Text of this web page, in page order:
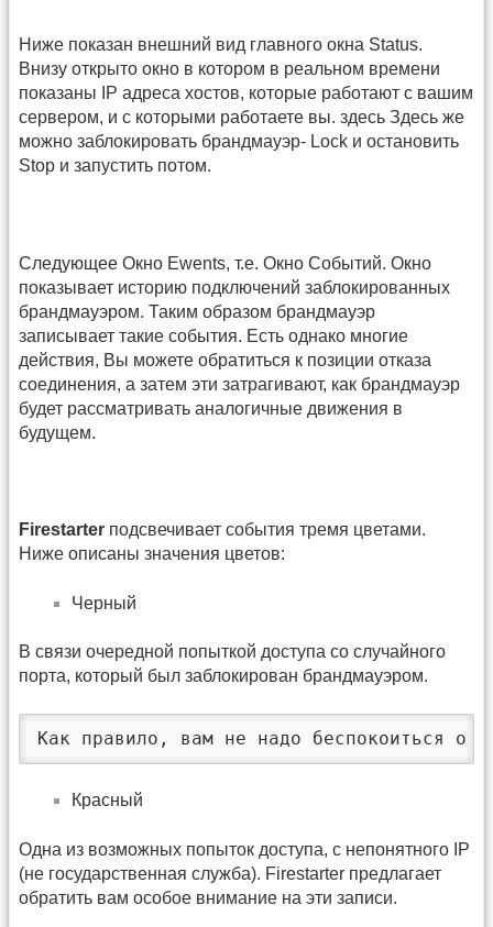
Ниже показан внешний вид главного окна Status.
Внизу открыто окно в котором в реальном времени
показаны IP адреса хостов, которые работают с вашим
сервером, и с которыми работаете вы. здесь Здесь же
можно заблокировать брандмауэр- Lock и остановить
Stop и запустить потом.
Следующее Окно Ewents, т.е. Окно Событий. Окно
показывает историю подключений заблокированных
брандмауэром. Таким образом брандмауэр
записывает такие события. Есть однако многие
действия, Вы можете обратиться к позиции отказа
соединения, а затем эти затрагивают, как брандмауэр
будет рассматривать аналогичные движения в
будущем.
Firestarter подсвечивает события тремя цветами.
Ниже описаны значения цветов:
Черный
В связи очередной попыткой доступа со случайного
порта, который был заблокирован брандмауэром.
Как правило, вам не надо беспокоиться о
Красный
Одна из возможных попыток доступа, c непонятного IP
(не государственная служба). Firestarter предлагает
обратить вам особое внимание на эти записи.